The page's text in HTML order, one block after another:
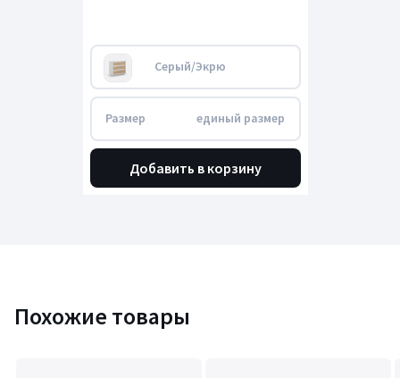
Серый/Экрю
Размер единый размер
Добавить в корзину
Похожие товары